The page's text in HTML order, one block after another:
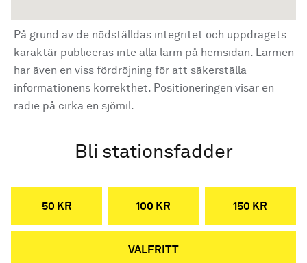
På grund av de nödställdas integritet och uppdragets
karaktär publiceras inte alla larm på hemsidan. Larmen
har även en viss fördröjning för att säkerställa
informationens korrekthet. Positioneringen visar en
radie på cirka en sjömil.
Bli stationsfadder
50 KR 100 KR 150 KR
VALFRITT